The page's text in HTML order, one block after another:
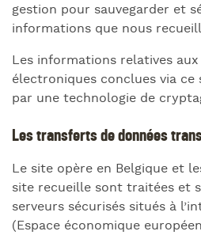
gestion pour sauvegarder et
informations que nous
Les informations relatives
électroniques conclues via
par une technologie de
Les transferts de données
Le site opère en Belgique et
site recueille sont traitées et
serveurs sécurisés situés à
(Espace économique